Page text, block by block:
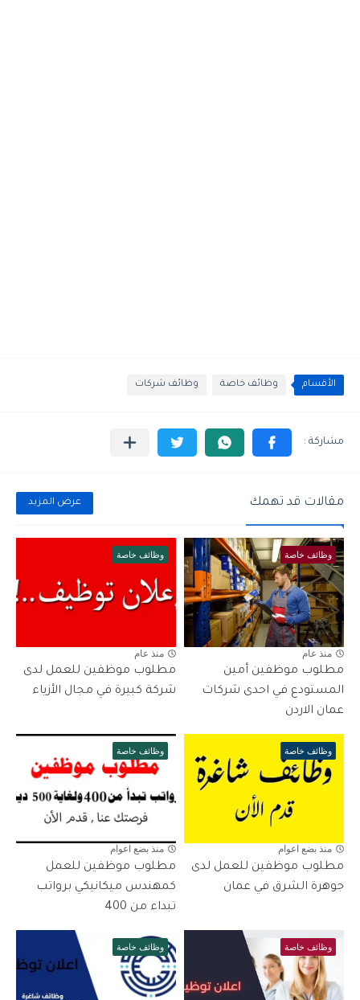
الأقسام وظائف خاصة وظائف شركات
مقالات قد تهمك عرض المزيد
وظائف خاصة
منذ عام
مطلوب موظفين أمين
المستودع في احدى شركات
عمان الاردن
وظائف خاصة
منذ عام
مطلوب موظفين للعمل لدى
شركة كبيرة في مجال الأزياء
وظائف خاصة
منذ بضع اعوام
مطلوب موظفين للعمل لدى
جوهرة الشرق في عمان
وظائف خاصة
منذ بضع اعوام
مطلوب موظفين للعمل
كمهندس ميكانيكي برواتب
تبداء من 400
وظائف خاصة وظائف خاصة